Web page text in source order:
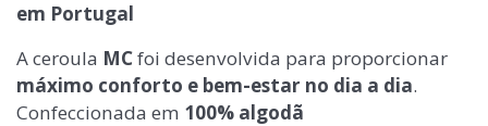
em Portugal
A ceroula MCfoi desenvolvida para proporcionar
máximo conforto e bem-estar no dia a dia.
Confeccionada em 100% algodã